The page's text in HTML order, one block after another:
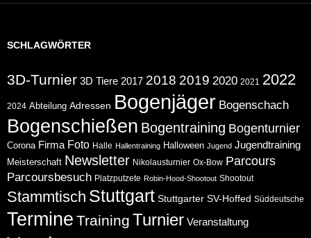
SCHLAGWÖRTER
3D-Turnier 3D Tiere 2017 2018 2019 2020 2021 2022
2024 Abteilung Adressen Bogenjäger Bogenschach
Bogenschießen Bogentraining Bogenturnier
Corona Firma Foto Halle Hallentraining Halloween Jugend Jugendtraining
Meisterschaft Newsletter Nikolausturnier Ox-Bow Parcours
Parcoursbesuch Platzputzete Robin-Hood-Shootout Shootout
Stammtisch Stuttgart Stuttgarter SV-Hoffed Süddeutsche
Termine Training Turnier Veranstaltung